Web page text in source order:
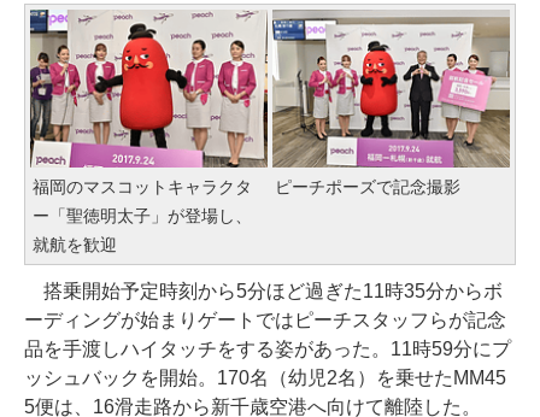
福岡のマスコットキャラクタ
ー「聖徳明太子」が登場し、
就航を歓迎
ピーチポーズで記念撮影
搭乗開始予定時刻から5分ほど過ぎた11時35分からボ
ーディングが始まりゲートではピーチスタッフらが記念
品を手渡しハイタッチをする姿があった。11時59分にプ
ッシュバックを開始。170名（幼児2名）を乗せたMM45
5便は、16滑走路から新千歳空港へ向けて離陸した。